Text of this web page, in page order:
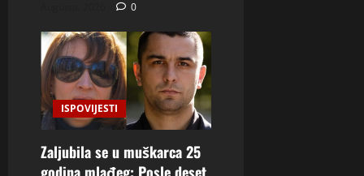
0
ISPOVIJESTI
Zaljubila se u muškarca 25